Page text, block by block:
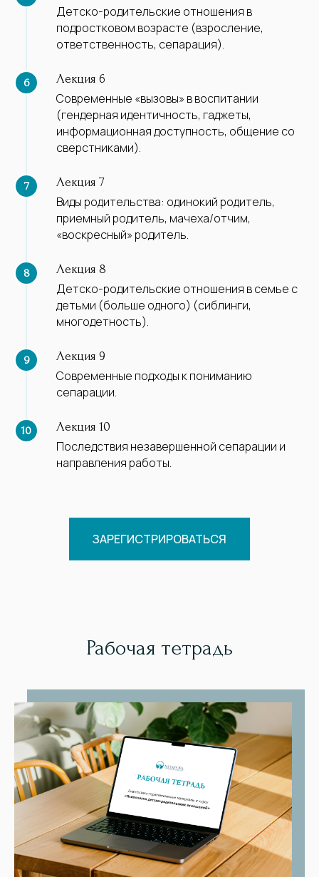
Детско-родительские отношения в
подростковом возрасте (взросление,
ответственность, сепарация).
Лекция 6
Современные «вызовы» в воспитании
(гендерная идентичность, гаджеты,
информационная доступность, общение со
сверстниками).
Лекция 7
Виды родительства: одинокий родитель,
приемный родитель, мачеха/отчим,
«воскресный» родитель.
Лекция 8
Детско-родительские отношения в семье с
детьми (больше одного) (сиблинги,
многодетность).
Лекция 9
Современные подходы к пониманию
сепарации.
Лекция 10
Последствия незавершенной сепарации и
направления работы.
ЗАРЕГИСТРИРОВАТЬСЯ
Рабочая тетрадь